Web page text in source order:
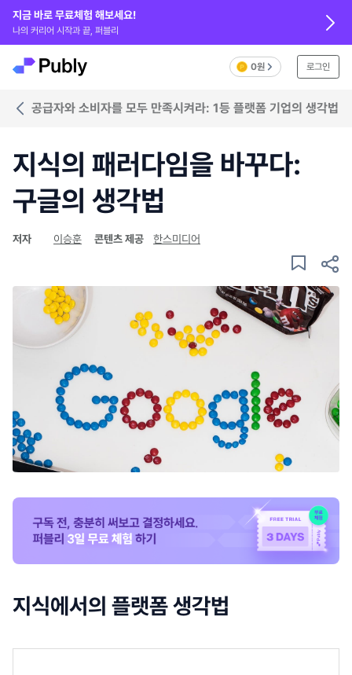
지금 바로 무료체험 해보세요!
나의 커리어 시작과 끝, 퍼블리
0원 로그인
공급자와 소비자를 모두 만족시켜라: 1등 플랫폼 기업의 생각법
지식의 패러다임을 바꾸다:
구글의 생각법
저자 이승훈 콘텐츠 제공 한스미디어
지식에서의 플랫폼 생각법